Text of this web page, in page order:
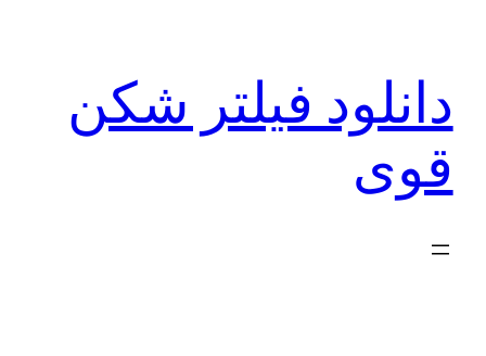
دانلود فیلتر شکن
قوی